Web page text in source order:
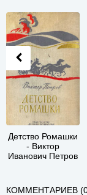
Детство Ромашки
- Виктор
Иванович Петров
КОММЕНТАРИЕВ